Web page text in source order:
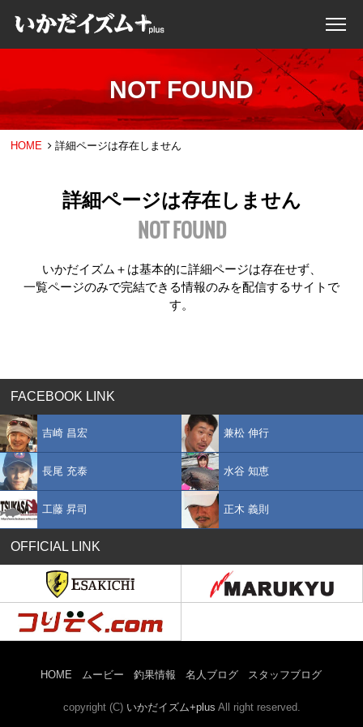
NOT FOUND
HOME 詳細ページは存在しません
詳細ページは存在しません
NOT FOUND
いかだイズム＋は基本的に詳細ページは存在せず、
一覧ページのみで完結できる情報のみを配信するサイトで
す。
FACEBOOK LINK
吉崎 昌宏 兼松 伸行
長尾 充泰 水谷 知恵
工藤 昇司 正木 義則
OFFICIAL LINK
HOME ムービー 釣果情報 名人ブログ スタッフブログ
copyright (C) いかだイズム+plus All right reserved.